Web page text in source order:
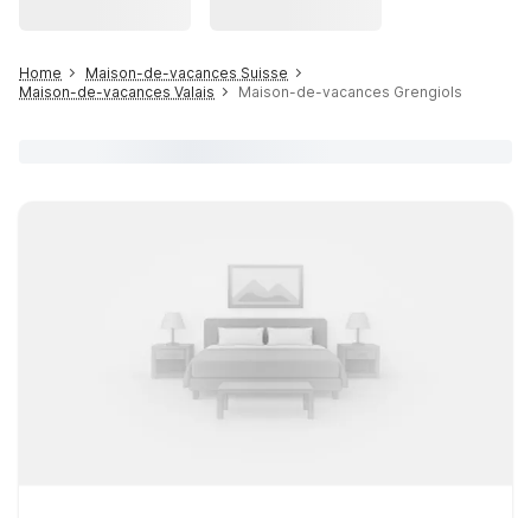
Home
Maison-de-vacances Suisse
Maison-de-vacances Valais
Maison-de-vacances Grengiols